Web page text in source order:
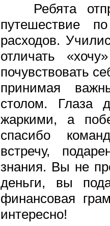
Ребята
путешествие
расходов.
отличать
почувствовать
принимая
столом. Глаза
жаркими, а
спасибо
встречу,
знания. Вы не
деньги, вы
финансовая
интересно!